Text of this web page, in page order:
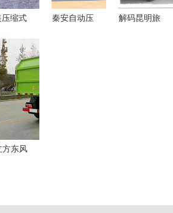
细节
压缩式
北京
环保科
业之
秦安自动压
解码昆明旅
方东风